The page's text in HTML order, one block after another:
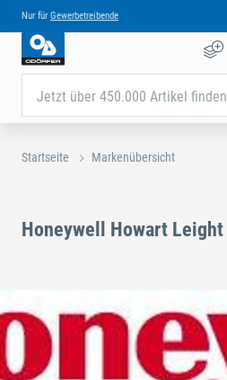
Nur für Gewerbetreibende
Jetzt über 450.000 Artikel finden
Startseite Markenübersicht
Honeywell Howart Leight